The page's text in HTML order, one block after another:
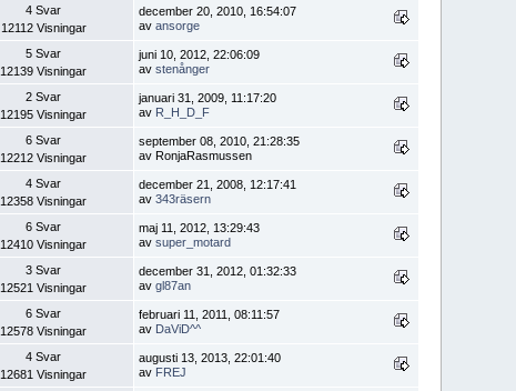
4 Svar
12112 Visningar
december 20, 2010, 16:54:07
avansorge
5 Svar
12139 Visningar
juni 10, 2012, 22:06:09
avstenånger
2 Svar
12195 Visningar
januari 31, 2009, 11:17:20
av R_H_D_F
6 Svar
12212 Visningar
september 08, 2010, 21:28:35
av RonjaRasmussen
4 Svar
12358 Visningar
december 21, 2008, 12:17:41
av343räsern
6 Svar
12410 Visningar
maj 11, 2012, 13:29:43
avsuper_motard
3 Svar
12521 Visningar
december 31, 2012, 01:32:33
avgl87an
6 Svar
12578 Visningar
februari 11, 2011, 08:11:57
av DaViD^^
4 Svar
12681 Visningar
augusti 13, 2013, 22:01:40
av FREJ